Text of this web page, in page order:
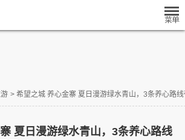
> 希望之城 养心金寨 夏日漫游绿水青山，3条养心路
夏日漫游绿水青山，3条养心路线